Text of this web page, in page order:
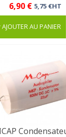
6,90 € 5,75 €HT
AJOUTER AU PANIER